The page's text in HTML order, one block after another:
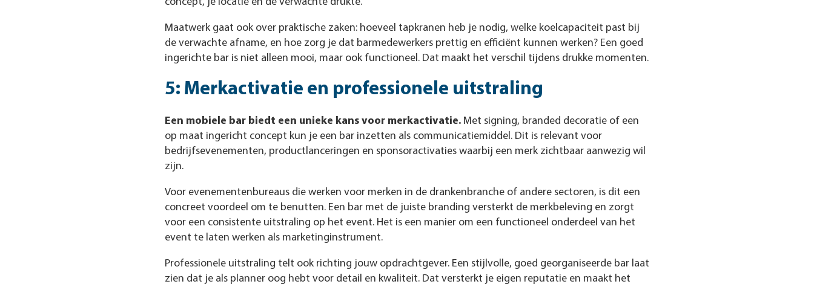
Maatwerk gaat ook over praktische zaken: hoeveel tapkranen heb je nodig, welke koelcapaciteit past bij
de verwachte afname, en hoe zorg je dat barmedewerkers prettig en efficiënt kunnen werken? Een goed
ingerichte bar is niet alleen mooi, maar ook functioneel. Dat maakt het verschil tijdens drukke momenten.
5: Merkactivatie en professionele uitstraling
Een mobiele bar biedt een unieke kans voor merkactivatie. Met signing, branded decoratie of een
op maat ingericht concept kun je een bar inzetten als communicatiemiddel. Dit is relevant voor
bedrijfsevenementen, productlanceringen en sponsoractivaties waarbij een merk zichtbaar aanwezig wil
zijn.
Voor evenementenbureaus die werken voor merken in de drankenbranche of andere sectoren, is dit een
concreet voordeel om te benutten. Een bar met de juiste branding versterkt de merkbeleving en zorgt
voor een consistente uitstraling op het event. Het is een manier om een functioneel onderdeel van het
event te laten werken als marketinginstrument.
Professionele uitstraling telt ook richting jouw opdrachtgever. Een stijlvolle, goed georganiseerde bar laat
zien dat je als planner oog hebt voor detail en kwaliteit. Dat versterkt je eigen reputatie en maakt het